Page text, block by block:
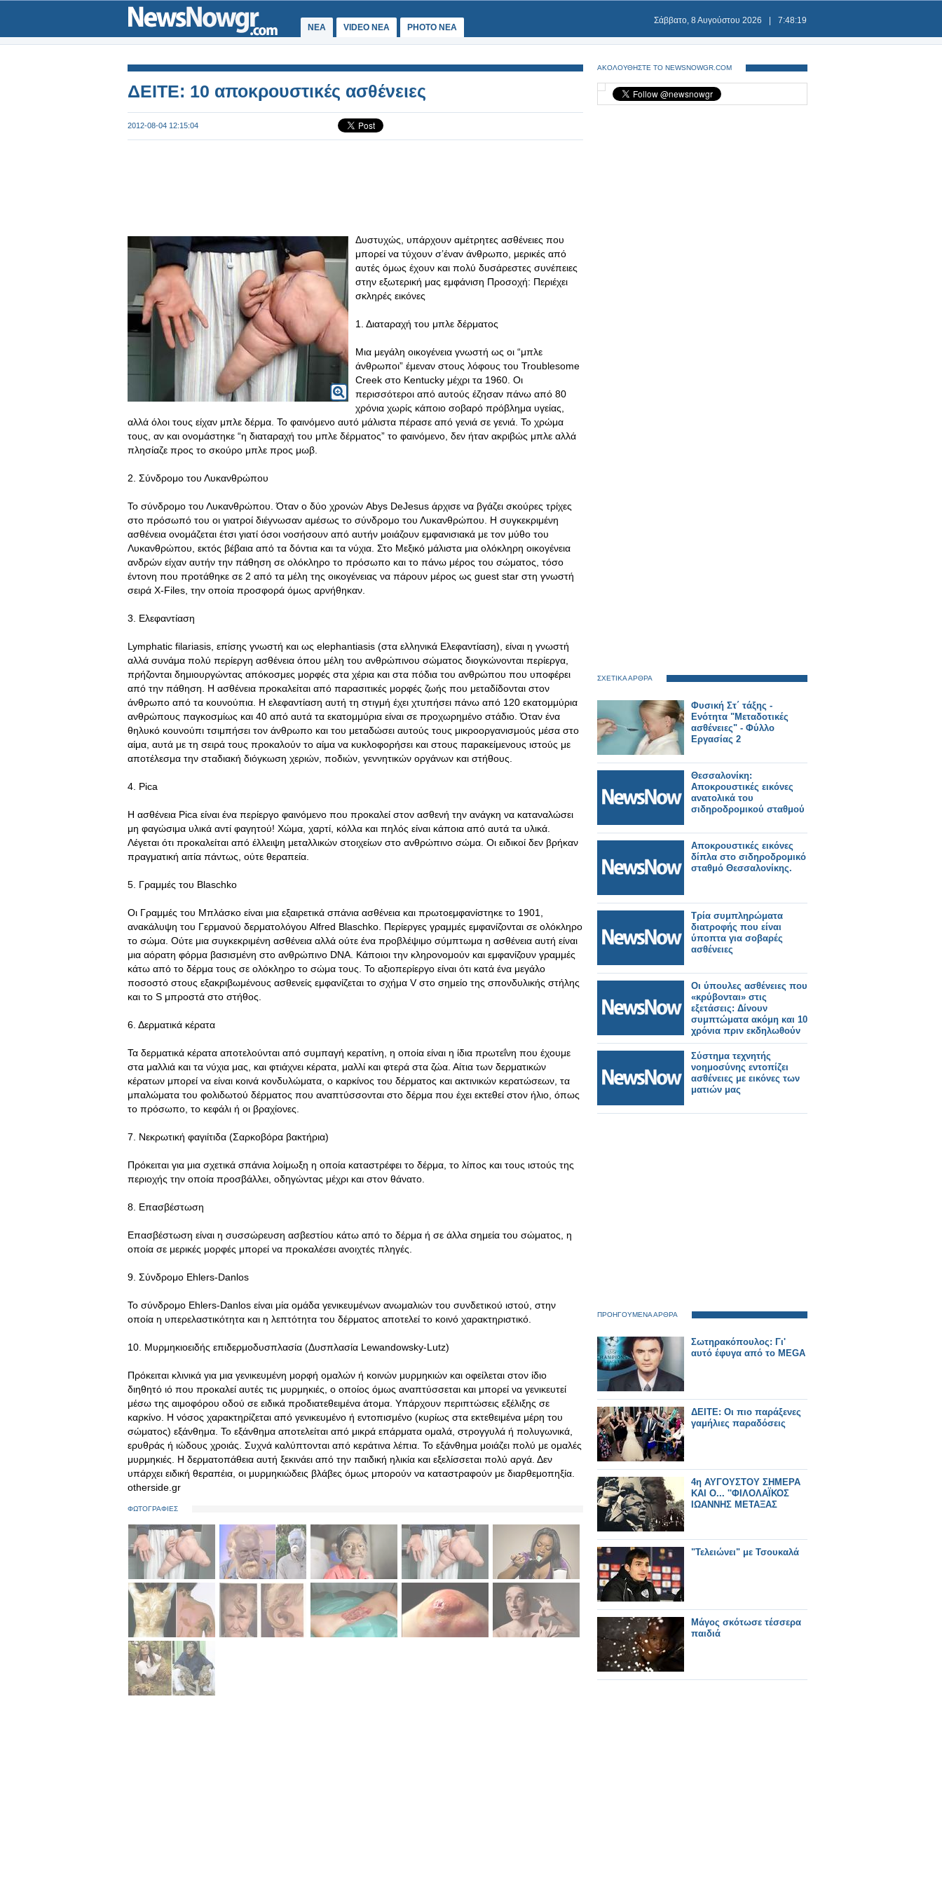
ΝΕΑ VIDEO NEA PHOTO NEA
Σάββατο, 8 Αυγούστου 2026 7:48:20
ΔΕΙΤΕ: 10 αποκρουστικές ασθένειες
2012-08-04 12:15:04
Δυστυχώς, υπάρχουν αμέτρητες ασθένειες που
μπορεί να τύχουν σ’έναν άνθρωπο, μερικές από
αυτές όμως έχουν και πολύ δυσάρεστες συνέπειες
στην εξωτερική μας εμφάνιση Προσοχή: Περιέχει
σκληρές εικόνες
1. Διαταραχή του μπλε δέρματος
Μια μεγάλη οικογένεια γνωστή ως οι “μπλε
άνθρωποι” έμεναν στους λόφους του Troublesome
Creek στο Kentucky μέχρι τα 1960. Οι
περισσότεροι από αυτούς έζησαν πάνω από 80
χρόνια χωρίς κάποιο σοβαρό πρόβλημα υγείας,
αλλά όλοι τους είχαν μπλε δέρμα. Το φαινόμενο αυτό μάλιστα πέρασε από γενιά σε γενιά. Το χρώμα
τους, αν και ονομάστηκε “η διαταραχή του μπλε δέρματος” το φαινόμενο, δεν ήταν ακριβώς μπλε αλλά
πλησίαζε προς το σκούρο μπλε προς μωβ.
2. Σύνδρομο του Λυκανθρώπου
Το σύνδρομο του Λυκανθρώπου. Όταν ο δύο χρονών Abys DeJesus άρχισε να βγάζει σκούρες τρίχες
στο πρόσωπό του οι γιατροί διέγνωσαν αμέσως το σύνδρομο του Λυκανθρώπου . Η συγκεκριμένη
ασθένεια ονομάζεται έτσι γιατί όσοι νοσήσουν από αυτήν μοιάζουν εμφανισιακά με τον μύθο του
Λυκανθρώπου, εκτός βέβαια από τα δόντια και τα νύχια. Στο Μεξικό μάλιστα μια ολόκληρη οικογένεια
ανδρών είχαν αυτήν την πάθηση σε ολόκληρο το πρόσωπο και το πάνω μέρος του σώματος, τόσο
έντονη που προτάθηκε σε 2 από τα μέλη της οικογένειας να πάρουν μέρος ως guest star στη γνωστή
σειρά X-Files, την οποία προσφορά όμως αρνήθηκαν.
3. Ελεφαντίαση
Lymphatic filariasis, επίσης γνωστή και ως elephantiasis (στα ελληνικά Ελεφαντίαση), είναι η γνωστή
αλλά συνάμα πολύ περίεργη ασθένεια όπου μέλη του ανθρώπινου σώματος διογκώνονται περίεργα,
πρήζονται δημιουργώντας απόκοσμες μορφές στα χέρια και στα πόδια του ανθρώπου που υποφέρει
από την πάθηση. Η ασθένεια προκαλείται από παρασιτικές μορφές ζωής που μεταδίδονται στον
άνθρωπο από τα κουνούπια. Η ελεφαντίαση αυτή τη στιγμή έχει χτυπήσει πάνω από 120 εκατομμύρια
ανθρώπους παγκοσμίως και 40 από αυτά τα εκατομμύρια είναι σε προχωρημένο στάδιο. Όταν ένα
θηλυκό κουνούπι τσιμπήσει τον άνθρωπο και του μεταδώσει αυτούς τους μικροοργανισμούς μέσα στο
αίμα, αυτά με τη σειρά τους προκαλούν το αίμα να κυκλοφορήσει και στους παρακείμενους ιστούς με
αποτέλεσμα την σταδιακή διόγκωση χεριών, ποδιών, γεννητικών οργάνων και στήθους.
4. Pica
Η ασθένεια Pica είναι ένα περίεργο φαινόμενο που προκαλεί στον ασθενή την ανάγκη να καταναλώσει
μη φαγώσιμα υλικά αντί φαγητού! Χώμα, χαρτί, κόλλα και πηλός είναι κάποια από αυτά τα υλικά.
Λέγεται ότι προκαλείται από έλλειψη μεταλλικών στοιχείων στο ανθρώπινο σώμα. Οι ειδικοί δεν βρήκαν
πραγματική αιτία πάντως, ούτε θεραπεία.
5. Γραμμές του Blaschko
Οι Γραμμές του Μπλάσκο είναι μια εξαιρετικά σπάνια ασθένεια και πρωτοεμφανίστηκε το 1901,
ανακάλυψη του Γερμανού δερματολόγου Alfred Blaschko. Περίεργες γραμμές εμφανίζονται σε ολόκληρο
το σώμα. Ούτε μια συγκεκριμένη ασθένεια αλλά ούτε ένα προβλέψιμο σύμπτωμα η ασθένεια αυτή είναι
μια αόρατη φόρμα βασισμένη στο ανθρώπινο DNA. Κάποιοι την κληρονομούν και εμφανίζουν γραμμές
κάτω από το δέρμα τους σε ολόκληρο το σώμα τους. Το αξιοπερίεργο είναι ότι κατά ένα μεγάλο
ποσοστό στους εξακριβωμένους ασθενείς εμφανίζεται το σχήμα V στο σημείο της σπονδυλικής στήλης
και το S μπροστά στο στήθος.
6. Δερματικά κέρατα
Τα δερματικά κέρατα αποτελούνται από συμπαγή κερατίνη, η οποία είναι η ίδια πρωτεΐνη που έχουμε
στα μαλλιά και τα νύχια μας, και φτιάχνει κέρατα, μαλλί και φτερά στα ζώα. Αίτια των δερματικών
κέρατων μπορεί να είναι κοινά κονδυλώματα, ο καρκίνος του δέρματος και ακτινικών κερατώσεων, τα
μπαλώματα του φολιδωτού δέρματος που αναπτύσσονται στο δέρμα που έχει εκτεθεί στον ήλιο, όπως
το πρόσωπο, το κεφάλι ή οι βραχίονες.
7. Nεκρωτική φαγιίτιδα (Σαρκοβόρα βακτήρια)
Πρόκειται για μια σχετικά σπάνια λοίμωξη η οποία καταστρέφει το δέρμα, το λίπος και τους ιστούς της
περιοχής την οποία προσβάλλει, οδηγώντας μέχρι και στον θάνατο.
8. Επασβέστωση
Επασβέστωση είναι η συσσώρευση ασβεστίου κάτω από το δέρμα ή σε άλλα σημεία του σώματος, η
οποία σε μερικές μορφές μπορεί να προκαλέσει ανοιχτές πληγές.
9. Σύνδρομο Ehlers-Danlos
Το σύνδρομο Ehlers-Danlos είναι μία ομάδα γενικευμένων ανωμαλιών του συνδετικού ιστού, στην
οποία η υπερελαστικότητα και η λεπτότητα του δέρματος αποτελεί το κοινό χαρακτηριστικό.
10. Μυρμηκιοειδής επιδερμοδυσπλασία (Δυσπλασία Lewandowsky-Lutz)
Πρόκειται κλινικά για μια γενικευμένη μορφή ομαλών ή κοινών μυρμηκιών και οφείλεται στον ίδιο
διηθητό ιό που προκαλεί αυτές τις μυρμηκιές, ο οποίος όμως αναπτύσσεται και μπορεί να γενικευτεί
μέσω της αιμοφόρου οδού σε ειδικά προδιατεθειμένα άτομα. Υπάρχουν περιπτώσεις εξέλιξης σε
καρκίνο. Η νόσος χαρακτηρίζεται από γενικευμένο ή εντοπισμένο (κυρίως στα εκτεθειμένα μέρη του
σώματος) εξάνθημα. Το εξάνθημα αποτελείται από μικρά επάρματα ομαλά, στρογγυλά ή πολυγωνικά,
ερυθράς ή ιώδους χροιάς. Συχνά καλύπτονται από κεράτινα λέπια. Το εξάνθημα μοιάζει πολύ με ομαλές
μυρμηκιές. Η δερματοπάθεια αυτή ξεκινάει από την παιδική ηλικία και εξελίσσεται πολύ αργά. Δεν
υπάρχει ειδική θεραπέια, οι μυρμηκιώδεις βλάβες όμως μπορούν να καταστραφούν με διαρθεμοπηξία.
otherside.gr
ΦΩΤΟΓΡΑΦΙΕΣ
ΑΚΟΛΟΥΘΗΣΤΕ ΤΟ NEWSNOWGR.COM
ΣΧΕΤΙΚΑ ΑΡΘΡΑ
Φυσική Στ΄ τάξης -
Ενότητα "Μεταδοτικές
ασθένειες" - Φύλλο
Εργασίας 2
Θεσσαλονίκη:
Αποκρουστικές εικόνες
ανατολικά του
σιδηροδρομικού σταθμού
Αποκρουστικές εικόνες
δίπλα στο σιδηροδρομικό
σταθμό Θεσσαλονίκης.
Τρία συμπληρώματα
διατροφής που είναι
ύποπτα για σοβαρές
ασθένειες
Οι ύπουλες ασθένειες που
«κρύβονται» στις
εξετάσεις: Δίνουν
συμπτώματα ακόμη και 10
χρόνια πριν εκδηλωθούν
Σύστημα τεχνητής
νοημοσύνης εντοπίζει
ασθένειες με εικόνες των
ματιών μας
ΠΡΟΗΓΟΥΜΕΝΑ ΑΡΘΡΑ
Σωτηρακόπουλος: Γι'
αυτό έφυγα από το MEGA
ΔΕΙΤΕ: Οι πιο παράξενες
γαμήλιες παραδόσεις
4η ΑΥΓΟΥΣΤΟΥ ΣΗΜΕΡΑ
ΚΑΙ Ο... ''ΦΙΛΟΛΑΪΚΟΣ
ΙΩΑΝΝΗΣ ΜΕΤΑΞΑΣ
"Τελειώνει" με Τσουκαλά
Μάγος σκότωσε τέσσερα
παιδιά